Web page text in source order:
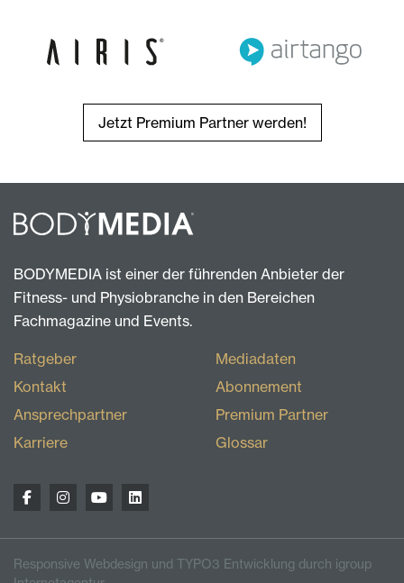
Jetzt Premium Partner werden!
BODYMEDIA ist einer der führenden Anbieter der
Fitness- und Physiobranche in den Bereichen
Fachmagazine und Events.
Ratgeber
Kontakt
Ansprechpartner
Karriere
Mediadaten
Abonnement
Premium Partner
Glossar
Responsive Webdesign und TYPO3 Entwicklung durch igroup